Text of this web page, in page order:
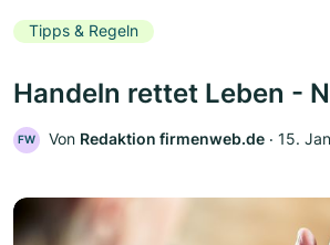
Tipps & Regeln
Handeln rettet Leben -
FW Von Redaktion firmenweb.de ‧ 15.